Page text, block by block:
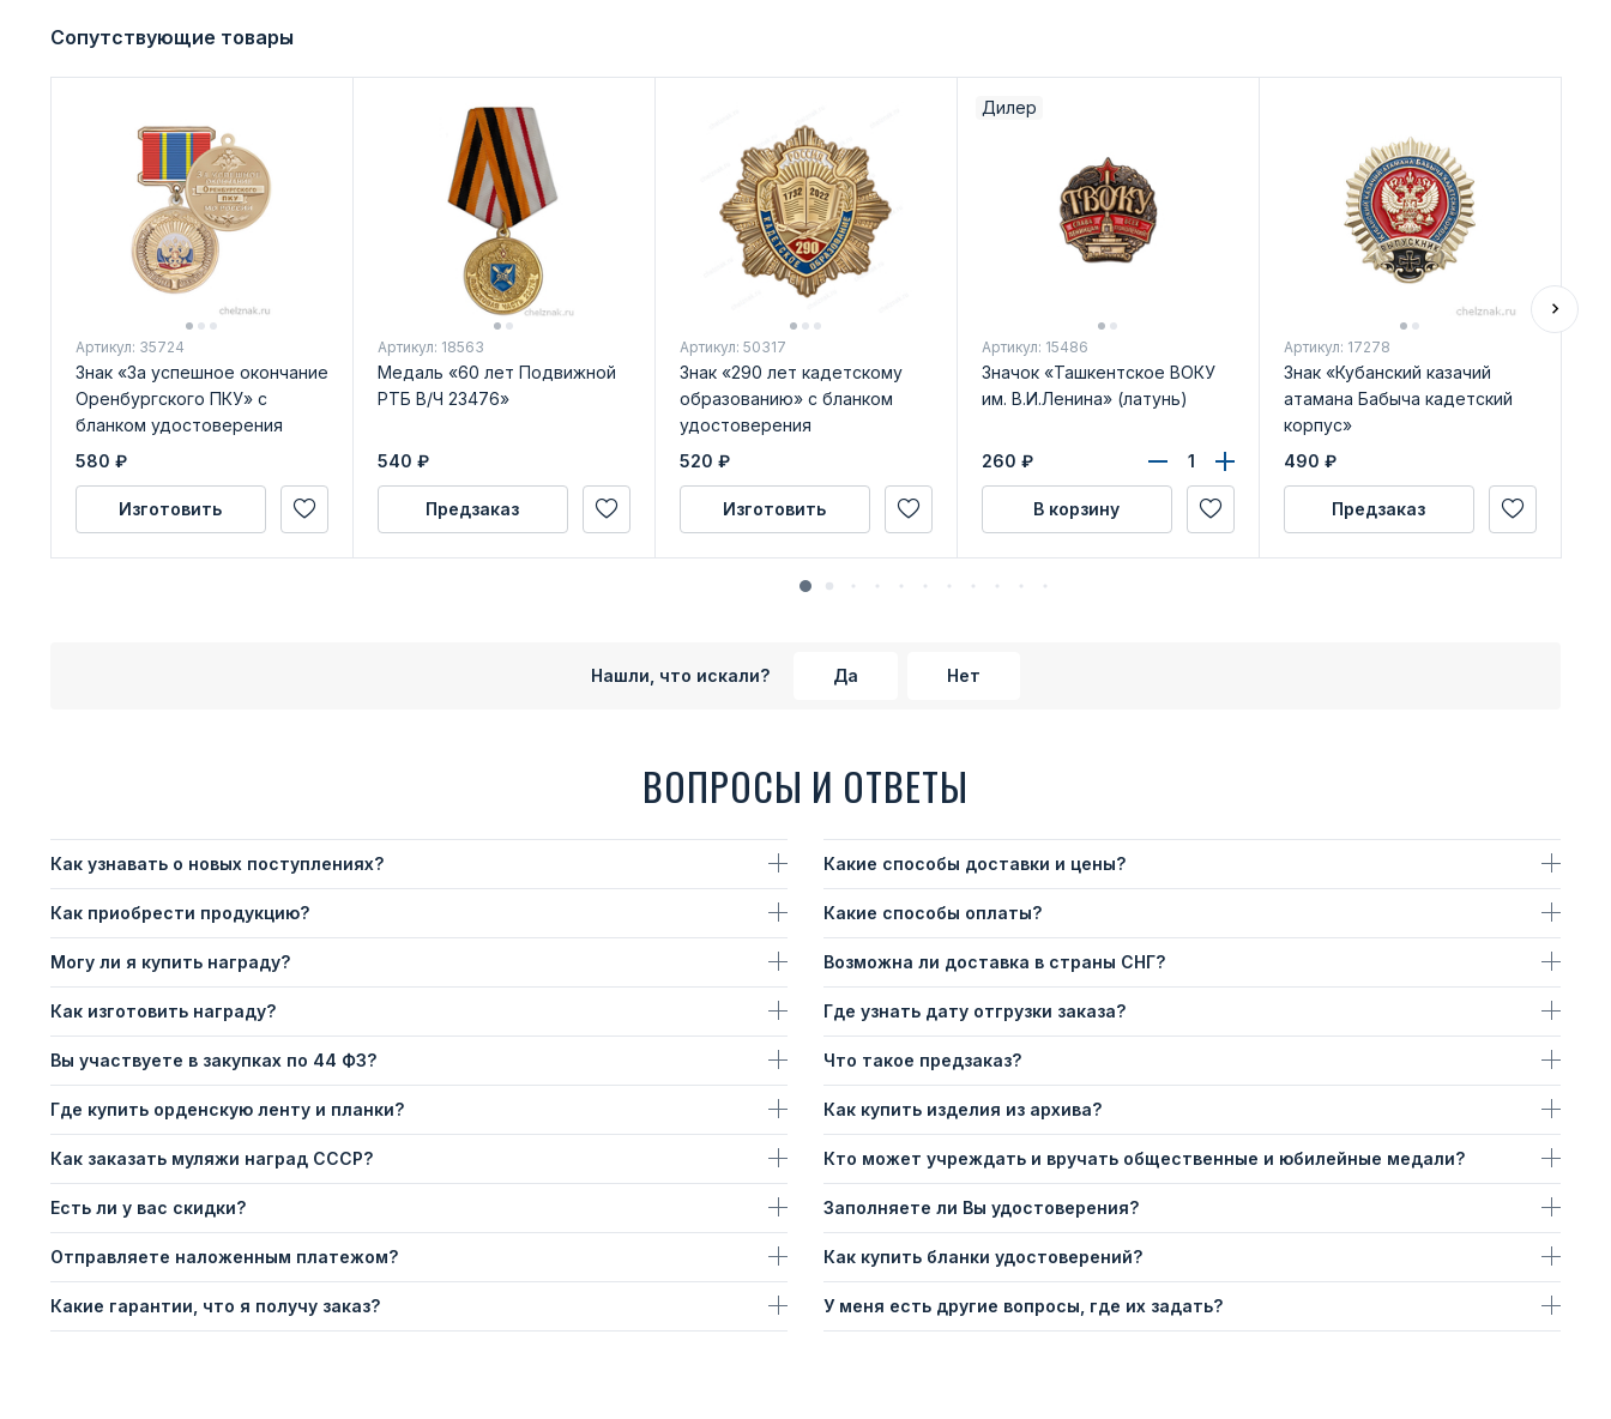
Сопутствующие товары
Артикул: 35724
Знак «За успешное окончание
Оренбургского ПКУ» с
бланком удостоверения
580 ₽
Изготовить
Артикул: 18563
Медаль «60 лет Подвижной
РТБ В/Ч 23476»
540 ₽
Предзаказ
Артикул: 50317
Знак «290 лет кадетскому
образованию» с бланком
удостоверения
520 ₽
Изготовить
Дилер
Артикул: 15486
Значок «Ташкентское ВОКУ
им. В.И.Ленина» (латунь)
260 ₽
В корзину
Артикул: 17278
Знак «Кубанский казачий
атамана Бабыча кадетский
корпус»
490 ₽
Предзаказ
Нашли, что искали? Да Нет
ВОПРОСЫ И ОТВЕТЫ
Как узнавать о новых поступлениях?
Как приобрести продукцию?
Могу ли я купить награду?
Как изготовить награду?
Вы участвуете в закупках по 44 ФЗ?
Где купить орденскую ленту и планки?
Как заказать муляжи наград СССР?
Есть ли у вас скидки?
Отправляете наложенным платежом?
Какие гарантии, что я получу заказ?
Какие способы доставки и цены?
Какие способы оплаты?
Возможна ли доставка в страны СНГ?
Где узнать дату отгрузки заказа?
Что такое предзаказ?
Как купить изделия из архива?
Кто может учреждать и вручать общественные и юбилейные медали?
Заполняете ли Вы удостоверения?
Как купить бланки удостоверений?
У меня есть другие вопросы, где их задать?